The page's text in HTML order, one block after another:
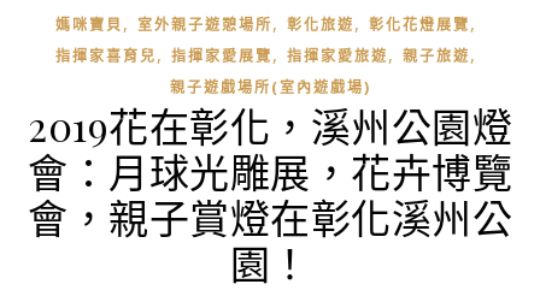
媽咪寶貝, 室外親子遊憩場所, 彰化旅遊, 彰化花燈展覽,
指揮家喜育兒, 指揮家愛展覽, 指揮家愛旅遊, 親子旅遊,
親子遊戲場所(室內遊戲場)
2019花在彰化，溪州公園燈
會：月球光雕展，花卉博覽
會，親子賞燈在彰化溪州公
園！